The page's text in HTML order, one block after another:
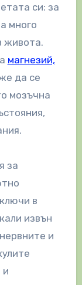
си: за
много
живота.
магнезий,
да се
мозъчна
за
в
извън
и
и